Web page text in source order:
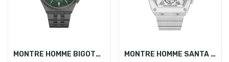
MONTRE HOMME BIGOTTI BG.1.10646-4
MONTRE HOMME SANTA BARBARA POLO SB.1.10587-1